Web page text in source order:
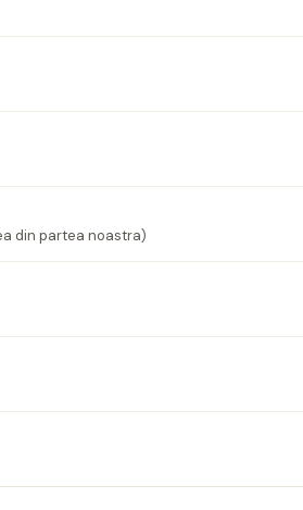
din partea noastra)